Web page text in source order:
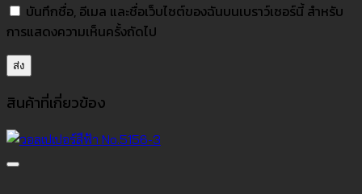
บันทึกชื่อ, อีเมล และชื่อเว็บไซต์ของฉันบนเบราว์เซอร์นี้ สำหรับ
การแสดงความเห็นครั้งถัดไป
สินค้าที่เกี่ยวข้อง